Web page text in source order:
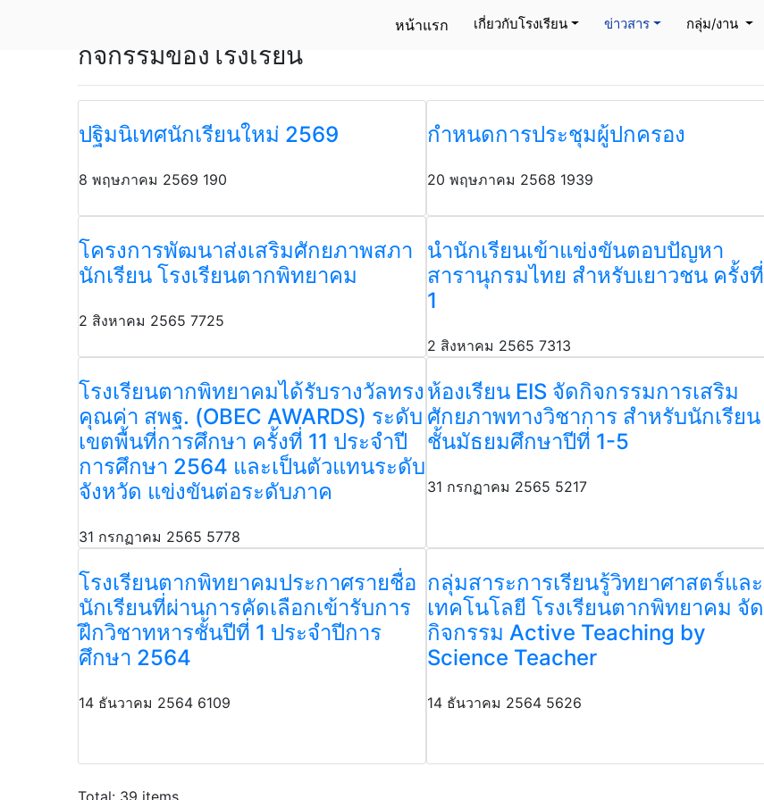
หน้าแรก (current)
เกี่ยวกับโรงเรียน ข่าวสาร กลุ่ม/งาน
กิจกรรมของโรงเรียน
กิจกรรมของโรงเรียน
ปฐิมนิเทศนักเรียนใหม่ 2569
8 พฤษภาคม 2569 190
กำหนดการประชุมผู้ปกครอง
20 พฤษภาคม 2568 1939
โครงการพัฒนาส่งเสริมศักยภาพสภา
นักเรียน โรงเรียนตากพิทยาคม
2 สิงหาคม 2565 7725
นำนักเรียนเข้าแข่งขันตอบปัญหา
สารานุกรมไทย สำหรับเยาวชน ครั้งที่
1
2 สิงหาคม 2565 7313
โรงเรียนตากพิทยาคมได้รับรางวัลทรง
คุณค่า สพฐ. (OBEC AWARDS) ระดับ
เขตพื้นที่การศึกษา ครั้งที่ 11 ประจำปี
การศึกษา 2564 และเป็นตัวแทนระดับ
จังหวัด แข่งขันต่อระดับภาค
31 กรกฏาคม 2565 5778
ห้องเรียน EIS จัดกิจกรรมการเสริม
ศักยภาพทางวิชาการ สำหรับนักเรียน
ชั้นมัธยมศึกษาปีที่ 1-5
31 กรกฏาคม 2565 5217
โรงเรียนตากพิทยาคมประกาศรายชื่อ
นักเรียนที่ผ่านการคัดเลือกเข้ารับการ
ฝึกวิชาทหารชั้นปีที่ 1 ประจำปีการ
ศึกษา 2564
14 ธันวาคม 2564 6109
กลุ่มสาระการเรียนรู้วิทยาศาสตร์และ
เทคโนโลยี โรงเรียนตากพิทยาคม จัด
กิจกรรม Active Teaching by
Science Teacher
14 ธันวาคม 2564 5626
Total: 39 items